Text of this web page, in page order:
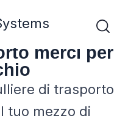
merci per
di trasporto
tuo mezzo di